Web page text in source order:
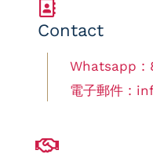
Contact
Whatsapp :
電子郵件 :